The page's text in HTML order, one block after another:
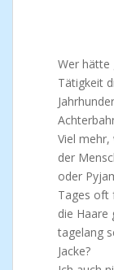
Wer hätte
Tätigkeit
Viel
der
oder
Tages oft
die Haare
tagelang
Jacke?